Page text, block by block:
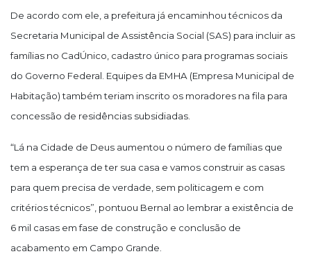
De acordo com ele, a prefeitura já encaminhou técnicos da
Secretaria Municipal de Assistência Social (SAS) para incluir as
famílias no CadÚnico, cadastro único para programas sociais
do Governo Federal. Equipes da EMHA (Empresa Municipal de
Habitação) também teriam inscrito os moradores na fila para
concessão de residências subsidiadas.
“Lá na Cidade de Deus aumentou o número de famílias que
tem a esperança de ter sua casa e vamos construir as casas
para quem precisa de verdade, sem politicagem e com
critérios técnicos”, pontuou Bernal ao lembrar a existência de
6 mil casas em fase de construção e conclusão de
acabamento em Campo Grande.